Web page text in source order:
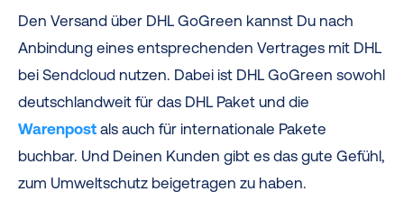
Den Versand über DHL GoGreen kannst Du nach
Anbindung eines entsprechenden Vertrages mit DHL
bei Sendcloud nutzen. Dabei ist DHL GoGreen sowohl
deutschlandweit für das DHL Paket und die
Warenpost als auch für internationale Pakete
buchbar. Und Deinen Kunden gibt es das gute Gefühl,
zum Umweltschutz beigetragen zu haben.